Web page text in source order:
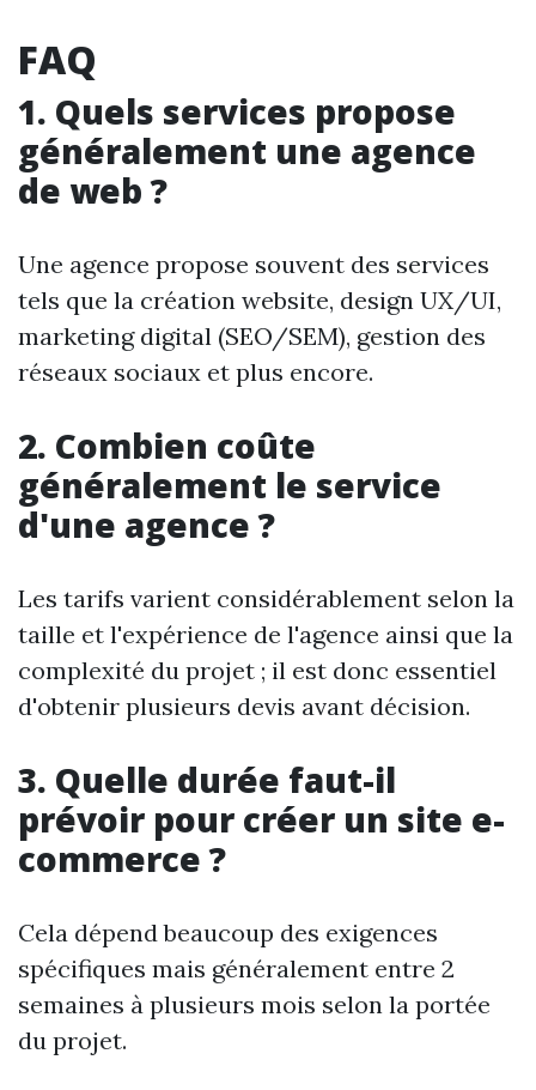
FAQ
1. Quels services propose
généralement une agence
de web ?
Une agence propose souvent des services
tels que la création website, design UX/UI,
marketing digital (SEO/SEM), gestion des
réseaux sociaux et plus encore.
2. Combien coûte
généralement le service
d'une agence ?
Les tarifs varient considérablement selon la
taille et l'expérience de l'agence ainsi que la
complexité du projet ; il est donc essentiel
d'obtenir plusieurs devis avant décision.
3. Quelle durée faut-il
prévoir pour créer un site e-
commerce ?
Cela dépend beaucoup des exigences
spécifiques mais généralement entre 2
semaines à plusieurs mois selon la portée
du projet.